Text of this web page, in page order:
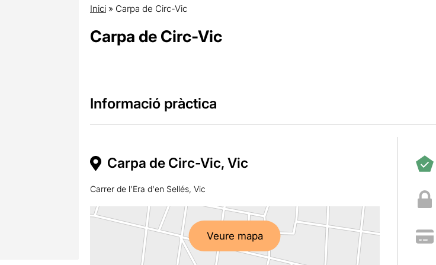
Inici» Carpa de Circ-Vic
Carpa de Circ-Vic
Informació pràctica
Carpa de Circ-Vic, Vic
Carrer de l'Era d'en Sellés, Vic
Veure mapa